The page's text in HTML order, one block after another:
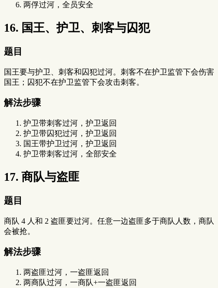
两俘过河，全员安全
16. 国王、护卫、刺客与囚犯
题目
国王要与护卫、刺客和囚犯过河。刺客不在护卫监管下会伤害
国王；囚犯不在护卫监管下会攻击刺客。
解法步骤
护卫带刺客过河，护卫返回
护卫带囚犯过河，护卫返回
国王带护卫过河，护卫返回
护卫带刺客过河，全部安全
17. 商队与盗匪
题目
商队 4 人和 2 盗匪要过河。任意一边盗匪多于商队人数，商队
会被抢。
解法步骤
两盗匪过河，一盗匪返回
两商队过河，一商队+一盗匪返回